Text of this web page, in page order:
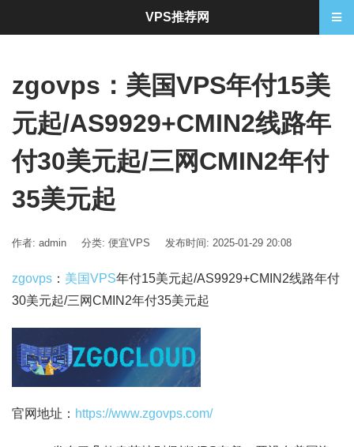
zgovps：美国VPS年付15美
元起/AS9929+CMIN2线路年
付30美元起/三网CMIN2年付
35美元起
作者: admin 分类: 便宜VPS 发布时间: 2025-01-29 20:08
zgovps ： 美国VPS年付15美元起/AS9929+CMIN2线路年付
30美元起/三网CMIN2年付35美元起
官网地址： https://www.zgovps.com/
VPS推荐网